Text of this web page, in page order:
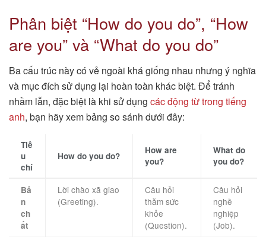
Phân biệt “How do you do”, “How
are you” và “What do you do”
Ba cấu trúc này có vẻ ngoài khá giống nhau nhưng ý nghĩa
và mục đích sử dụng lại hoàn toàn khác biệt. Để tránh
nhầm lẫn, đặc biệt là khi sử dụng các động từ trong tiếng
anh, bạn hãy xem bảng so sánh dưới đây:
Tiê
u
chí
How do you do?
How are
you?
What do
you do?
Bả
n
ch
ất
Lời chào xã giao
(Greeting).
Câu hỏi
thăm sức
khỏe
(Question).
Câu hỏi
nghề
nghiệp
(Job).